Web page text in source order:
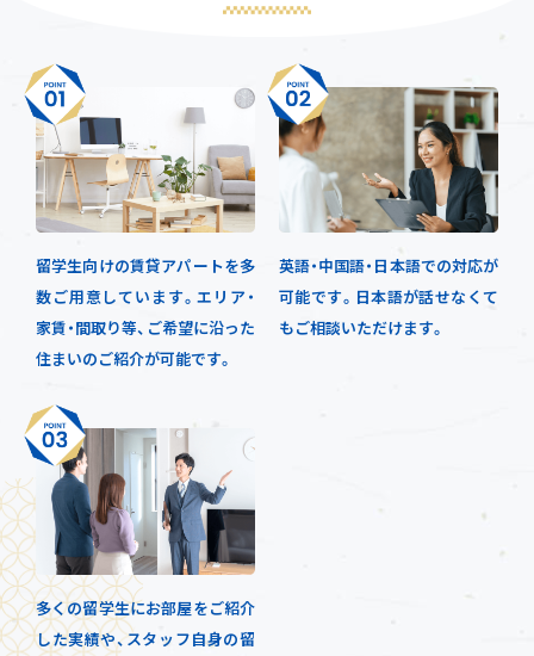
留学生向けの賃貸アパートを多
数ご用意しています。エリア・
家賃・間取り等、ご希望に沿った
住まいのご紹介が可能です。
英語・中国語・日本語での対応が
可能です。日本語が話せなくて
もご相談いただけます。
多くの留学生にお部屋をご紹介
した実績や、スタッフ自身の留